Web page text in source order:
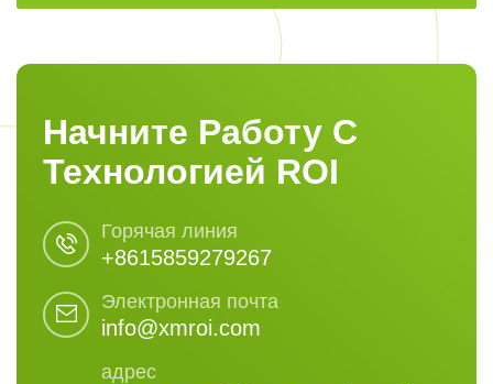
Начните Работу С
Технологией ROI
Горячая линия
+8615859279267
Электронная почта
info@xmroi.com
адрес